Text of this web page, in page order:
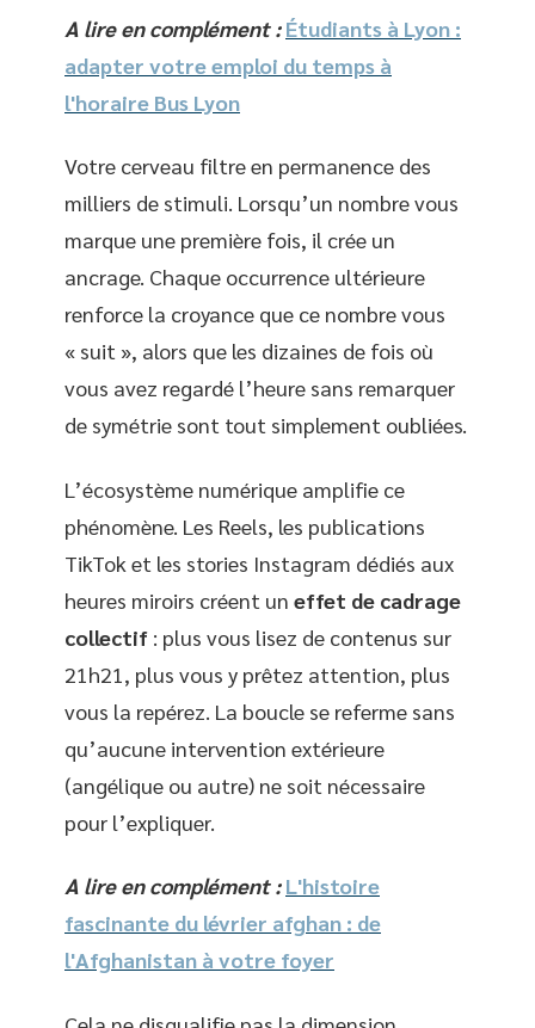
A lire en complément : Étudiants à Lyon :
adapter votre emploi du temps à
l'horaire Bus Lyon
Votre cerveau filtre en permanence des
milliers de stimuli. Lorsqu’un nombre vous
marque une première fois, il crée un
ancrage. Chaque occurrence ultérieure
renforce la croyance que ce nombre vous
« suit », alors que les dizaines de fois où
vous avez regardé l’heure sans remarquer
de symétrie sont tout simplement oubliées.
L’écosystème numérique amplifie ce
phénomène. Les Reels, les publications
TikTok et les stories Instagram dédiés aux
heures miroirs créent un effet de cadrage
collectif : plus vous lisez de contenus sur
21h21, plus vous y prêtez attention, plus
vous la repérez. La boucle se referme sans
qu’aucune intervention extérieure
(angélique ou autre) ne soit nécessaire
pour l’expliquer.
A lire en complément : L'histoire
fascinante du lévrier afghan : de
l'Afghanistan à votre foyer